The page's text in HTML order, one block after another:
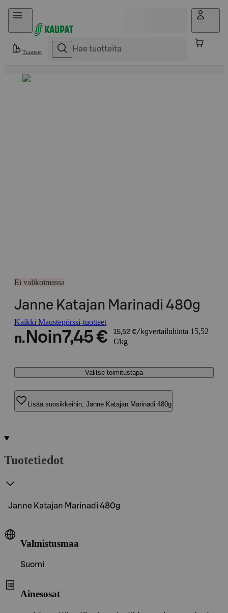
Hyppää sisältöön
Tuotteet
Ei valikoimassa
Janne Katajan Marinadi 480g
Kaikki Maustepörssi-tuotteet
n. Noin7,45 € 15,52 €/kgvertailuhinta 15,52
€/kg
Valitse toimitustapa
Lisää suosikkeihin, Janne Katajan Marinadi 480g
Tuotetiedot
Janne Katajan Marinadi 480g
Valmistusmaa
Suomi
Ainesosat